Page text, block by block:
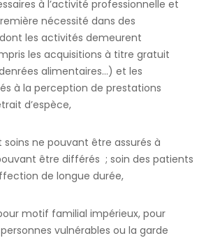
à l’activité professionnelle et
nécessité dans des
les activités demeurent
les acquisitions à titre gratuit
alimentaires…) et les
à la perception de prestations
d’espèce,
ne pouvant être assurés à
être différés ; soin des patients
de longue durée,
motif familial impérieux, pour
vulnérables ou la garde